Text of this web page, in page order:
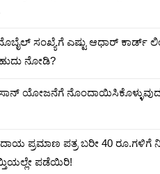
ಸಂಖ್ಯೆಗೆ ಎಷ್ಟು ಆಧಾರ್ ಕಾರ್ಡ್
ನೋಡಿ?
ಯೋಜನೆಗೆ
ಪ್ರಮಾಣ ಪತ್ರ ಬರೀ 40 ರೂ.ಗಳಿಗೆ
ಪಡೆಯಿರಿ!